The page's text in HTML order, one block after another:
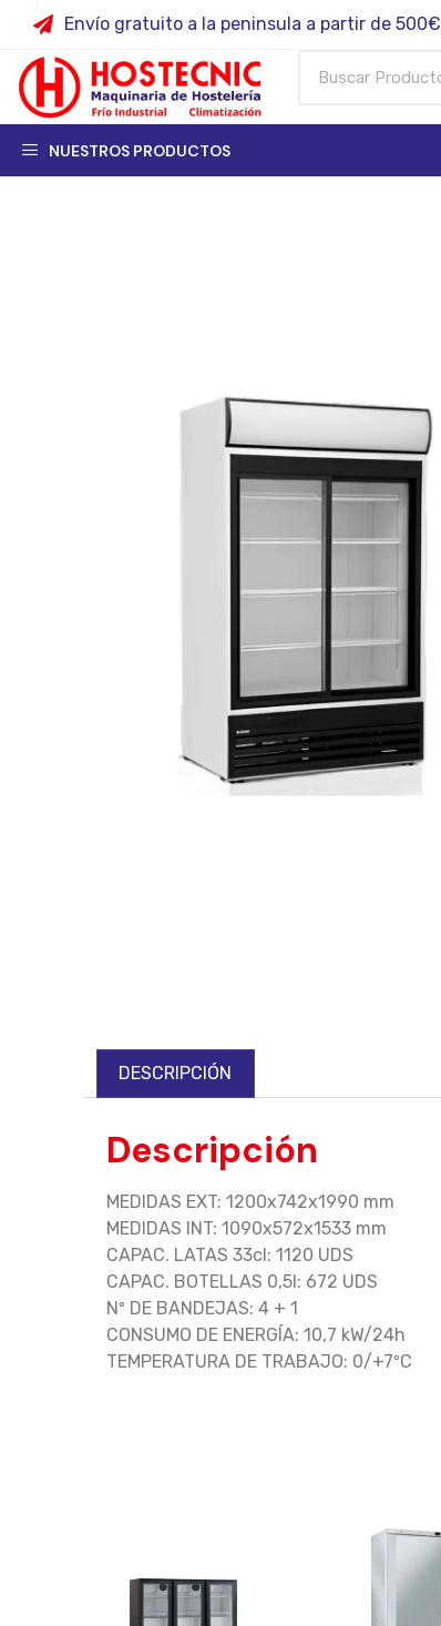
Envío gratuito a la peninsula a partir de 500€
NUESTROS PRODUCTOS
DESCRIPCIÓN
Descripción
MEDIDAS EXT: 1200x742x1990 mm
MEDIDAS INT: 1090x572x1533 mm
CAPAC. LATAS 33cl: 1120 UDS
CAPAC. BOTELLAS 0,5l: 672 UDS
Nº DE BANDEJAS: 4 + 1
CONSUMO DE ENERGÍA: 10,7 kW/24h
TEMPERATURA DE TRABAJO: 0/+7ºC